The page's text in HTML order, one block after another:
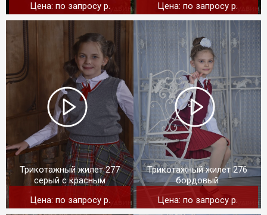
Цена: по запросу p.
Цена: по запросу p.
Трикотажный жилет 277
серый с красным
Цена: по запросу p.
Трикотажный жилет 276
бордовый
Цена: по запросу p.